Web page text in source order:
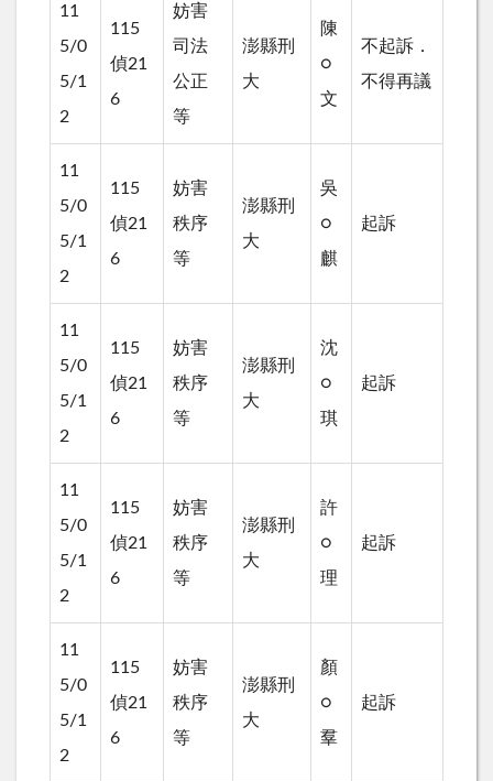
11
5/0
5/1
2
115
偵21
6
妨害
司法
公正
等
澎縣刑
大
陳
○
文
不起訴．
不得再議
11
5/0
5/1
2
115
偵21
6
妨害
秩序
等
澎縣刑
大
吳
○
麒
起訴
11
5/0
5/1
2
115
偵21
6
妨害
秩序
等
澎縣刑
大
沈
○
琪
起訴
11
5/0
5/1
2
115
偵21
6
妨害
秩序
等
澎縣刑
大
許
○
理
起訴
11
5/0
5/1
2
115
偵21
6
妨害
秩序
等
澎縣刑
大
顏
○
羣
起訴